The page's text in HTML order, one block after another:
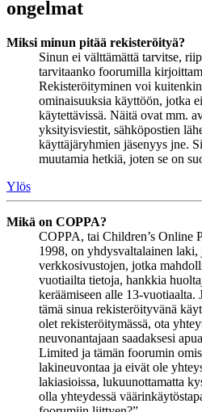
ongelmat
Miksi minun pitää rekisteröityä?
Sinun ei välttämättä tarvitse,
tarvitaanko foorumilla
Rekisteröityminen voi
ominaisuuksia käyttöön, jotka
käytettävissä. Näitä ovat mm.
yksityisviestit, sähköpostien
käyttäjäryhmien jäsenyys jne.
muutamia hetkiä, joten se on
Ylös
Mikä on COPPA?
COPPA, tai Children’s Online
1998, on yhdysvaltalainen
verkkosivustojen, jotka
vuotiailta tietoja, hankkia
keräämiseen alle 13-vuotiaalta.
tämä sinua rekisteröityvänä
olet rekisteröitymässä, ota
neuvonantajaan saadaksesi
Limited ja tämän foorumin
lakineuvontaa ja eivät ole
lakiasioissa, lukuunottamatta
olla yhteydessä